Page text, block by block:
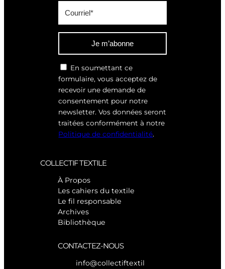
Je m’abonne
En soumettant ce
formulaire, vous acceptez de
recevoir une demande de
consentement pour notre
newsletter. Vos données seront
traitées conformément à notre
Politique de confidentialité.
COLLECTIF TEXTILE
À Propos
Les cahiers du textile
Le fil responsable
Archives
Bibliothèque
CONTACTEZ-NOUS
info@collectiftextil